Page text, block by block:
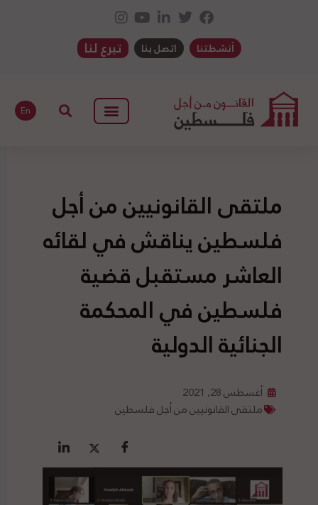
أنشطتنا اتصل بنا تبرع لنا
En
ملتقى القانونيين من أجل
فلسطين يناقش في لقائه
العاشر مستقبل قضية
فلسطين في المحكمة
الجنائية الدولية
أغسطس 28, 2021
ملتقى القانونيين من أجل فلسطين